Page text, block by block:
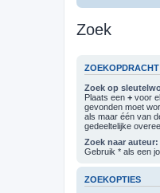
Zoek
ZOEKOPDRACHT
Zoek op
Plaats een + voor
gevonden moet
als maar één van
gedeeltelijke
Zoek naar auteur:
Gebruik * als een
ZOEKOPTIES